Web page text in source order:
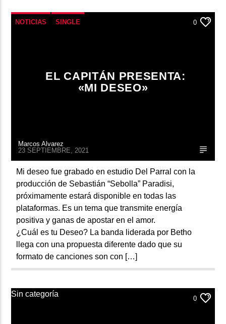
NOTICIAS SINGLE 0
EL CAPITÁN PRESENTA:
«MI DESEO»
Marcos Alvarez
23 SEPTIEMBRE, 2021
Mi deseo fue grabado en estudio Del Parral con la
producción de Sebastián “Sebolla” Paradisi,
próximamente estará disponible en todas las
plataformas. Es un tema que transmite energía
positiva y ganas de apostar en el amor.
¿Cuál es tu Deseo? La banda liderada por Betho
llega con una propuesta diferente dado que su
formato de canciones son con […]
Sin categoría
0